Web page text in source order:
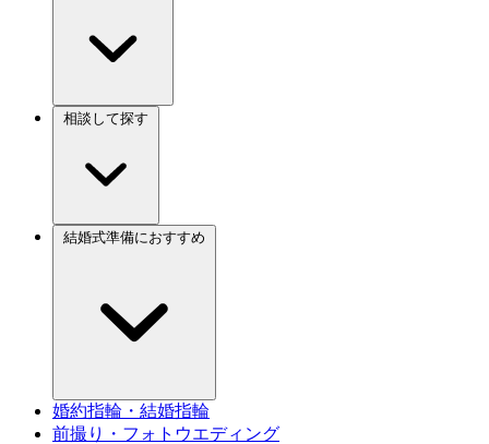
婚約指輪・結婚指輪
前撮り・フォトウエディング